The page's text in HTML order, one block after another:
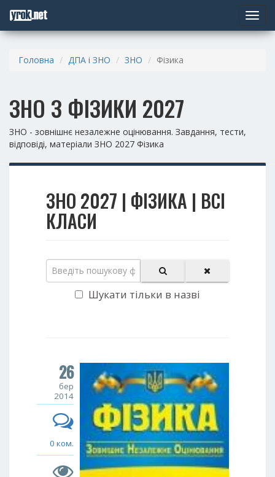
Toggle
Головна ДПА і ЗНО ЗНО Фізика
ЗНО З ФІЗИКИ 2027
ЗНО - зовнішнє незалежне оцінювання. Завдання, тести,
відповіді, матеріали ЗНО 2027 Фізика
ЗНО 2027 | ФІЗИКА | ВСІ
КЛАСИ
Шукати тільки в назві
26
бер
2014
0 ком.